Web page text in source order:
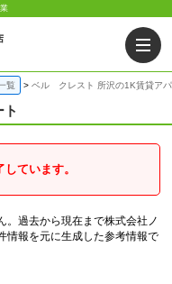
覧 ベル クレスト 所沢の1K賃貸ア
ています。
過去から現在まで株式会社ノ
情報を元に生成した参考情報で